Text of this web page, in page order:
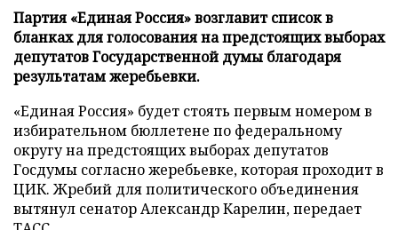
Партия «Единая Россия» возглавит список в
бланках для голосования на предстоящих выборах
депутатов Государственной думы благодаря
результатам жеребьевки.
«Единая Россия» будет стоять первым номером в
избирательном бюллетене по федеральному
округу на предстоящих выборах депутатов
Госдумы согласно жеребьевке, которая проходит в
ЦИК. Жребий для политического объединения
вытянул сенатор Александр Карелин, передает